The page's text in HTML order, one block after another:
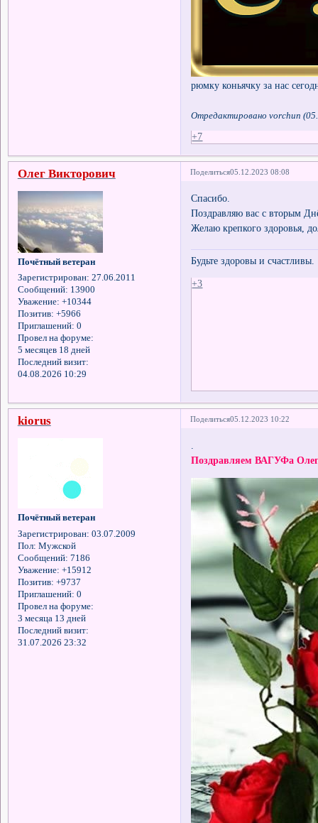
рюмку коньячку за нас
Отредактировано vorchun
+7
Поделиться05.12.2023 08:08
Олег Викторович
Почётный ветеран
Зарегистрирован: 27.06.2011
Сообщений: 13900
Уважение: +10344
Позитив: +5966
Приглашений: 0
Провел на форуме:
5 месяцев 18 дней
Последний визит:
04.08.2026 10:29
Спасибо.
Поздравляю вас с вторым
Желаю крепкого здоровья,
Будьте здоровы и счастливы.
+3
Поделиться05.12.2023 10:22
kiorus
Почётный ветеран
Зарегистрирован: 03.07.2009
Пол: Мужской
Сообщений: 7186
Уважение: +15912
Позитив: +9737
Приглашений: 0
Провел на форуме:
3 месяца 13 дней
Последний визит:
31.07.2026 23:32
Поздравляем ВАГУФа